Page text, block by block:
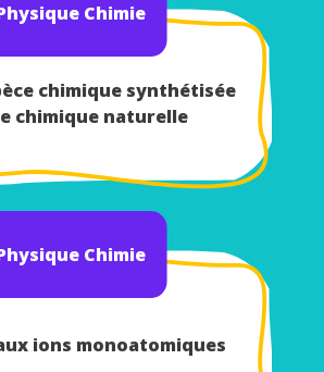
Chimie
chimique synthétisée
chimique naturelle
Chimie
ions monoatomiques